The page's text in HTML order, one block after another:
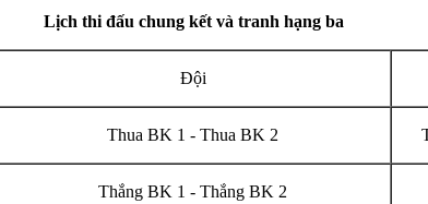
Lịch thi đấu chung kết và tranh hạng ba
Đội
Thua BK 1 - Thua BK 2
Thắng BK 1 - Thắng BK 2